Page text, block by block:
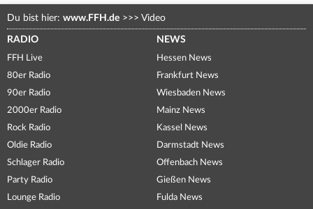
Du bist hier: www.FFH.de >>> Video
RADIO
FFH Live
80er Radio
90er Radio
2000er Radio
Rock Radio
Oldie Radio
Schlager Radio
Party Radio
Lounge Radio
NEWS
Hessen News
Frankfurt News
Wiesbaden News
Mainz News
Kassel News
Darmstadt News
Offenbach News
Gießen News
Fulda News